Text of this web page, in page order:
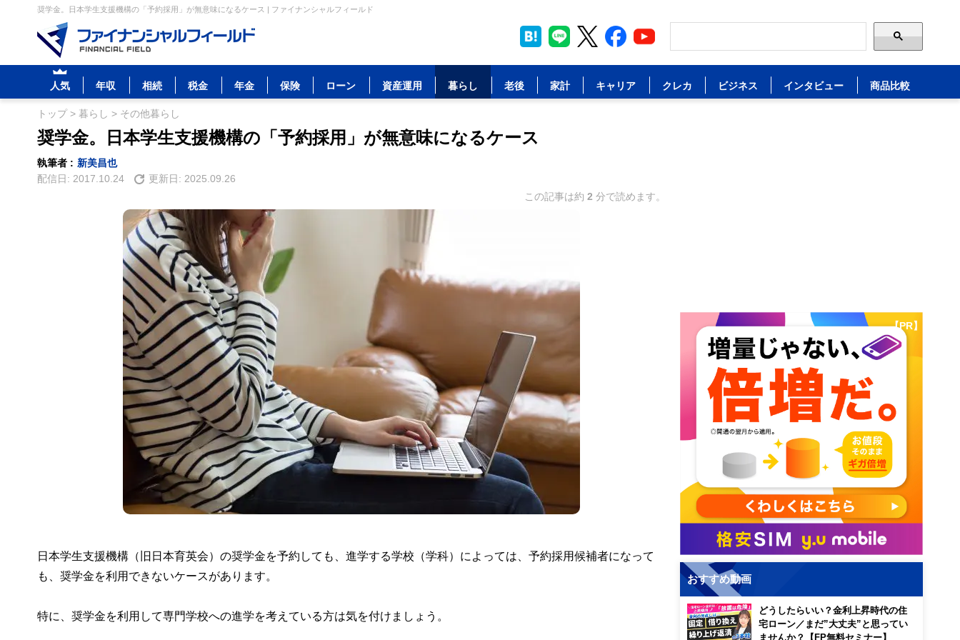
奨学金。日本学生支援機構の「予約採用」が無意味になるケース | ファイナンシャルフィールド
人気 年収 相続 税金 年金 保険 ローン 資産運用 暮らし 老後 家計 キャリア クレカ ビジネス インタビュー 商品比較
トップ> 暮らし > その他暮らし
奨学金。日本学生支援機構の「予約採用」が無意味になるケース
執筆者 : 新美昌也
配信日: 2017.10.24 更新日: 2025.09.26
この記事は約 2 分で読めます。
日本学生支援機構（旧日本育英会）の奨学金を予約しても、進学する学校（学科）によっては、予約採用候補者になって
も、奨学金を利用できないケースがあります。
特に、奨学金を利用して専門学校への進学を考えている方は気を付けましょう。
【PR】
おすすめ動画
どうしたらいい？金利上昇時代の住
宅ローン／まだ”大丈夫”と思ってい
ませんか？【FP無料セミナー】